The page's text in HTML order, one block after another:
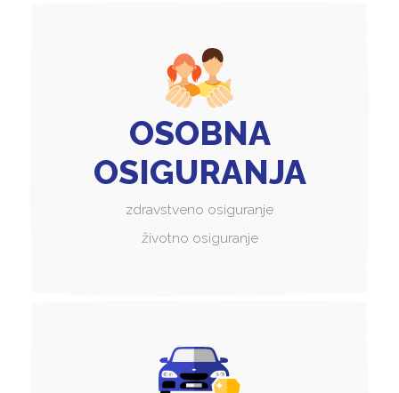
OSOBNA
OSIGURANJA
zdravstveno osiguranje
životno osiguranje